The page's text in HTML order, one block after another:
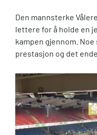
Den mannsterke
lettere for å holde en
kampen gjennom.
prestasjon og det